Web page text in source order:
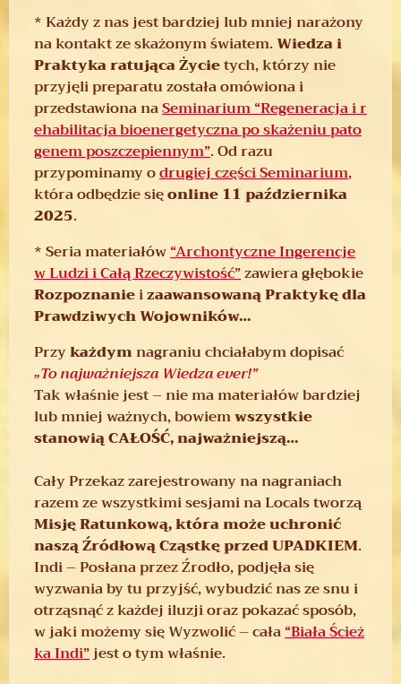
* Każdy z nas jest bardziej lub mniej narażony
na kontakt ze skażonym światem.Wiedza i
Praktyka ratująca Życietych, którzy nie
przyjęli preparatu została omówiona i
przedstawiona naSeminarium “Regeneracja i r
ehabilitacja bioenergetyczna po skażeniu pato
genem poszczepiennym”. Od razu
przypominamy odrugiej części Seminarium,
która odbędzie sięonline 11 października
2025.
* Seria materiałów“Archontyczne Ingerencje
w Ludzi i Całą Rzeczywistość”zawiera głębokie
Rozpoznanieizaawansowaną Praktykę dla
Prawdziwych Wojowników…
Przykażdymnagraniu chciałabym dopisać
„To najważniejsza Wiedza ever!”
Tak właśnie jest – nie ma materiałów bardziej
lub mniej ważnych, bowiemwszystkie
stanowią CAŁOŚĆ, najważniejszą…
Cały Przekaz zarejestrowany na nagraniach
razem ze wszystkimi sesjami na Locals tworzą
Misję Ratunkową, która może uchronić
naszą Źródłową Cząstkę przed UPADKIEM.
Indi – Posłana przez Źrodło, podjęła się
wyzwania by tu przyjść, wybudzić nas ze snu i
otrząsnąć z każdej iluzji oraz pokazać sposób,
w jaki możemy się Wyzwolić – cała“Biała Ścież
ka Indi”jest o tym właśnie.